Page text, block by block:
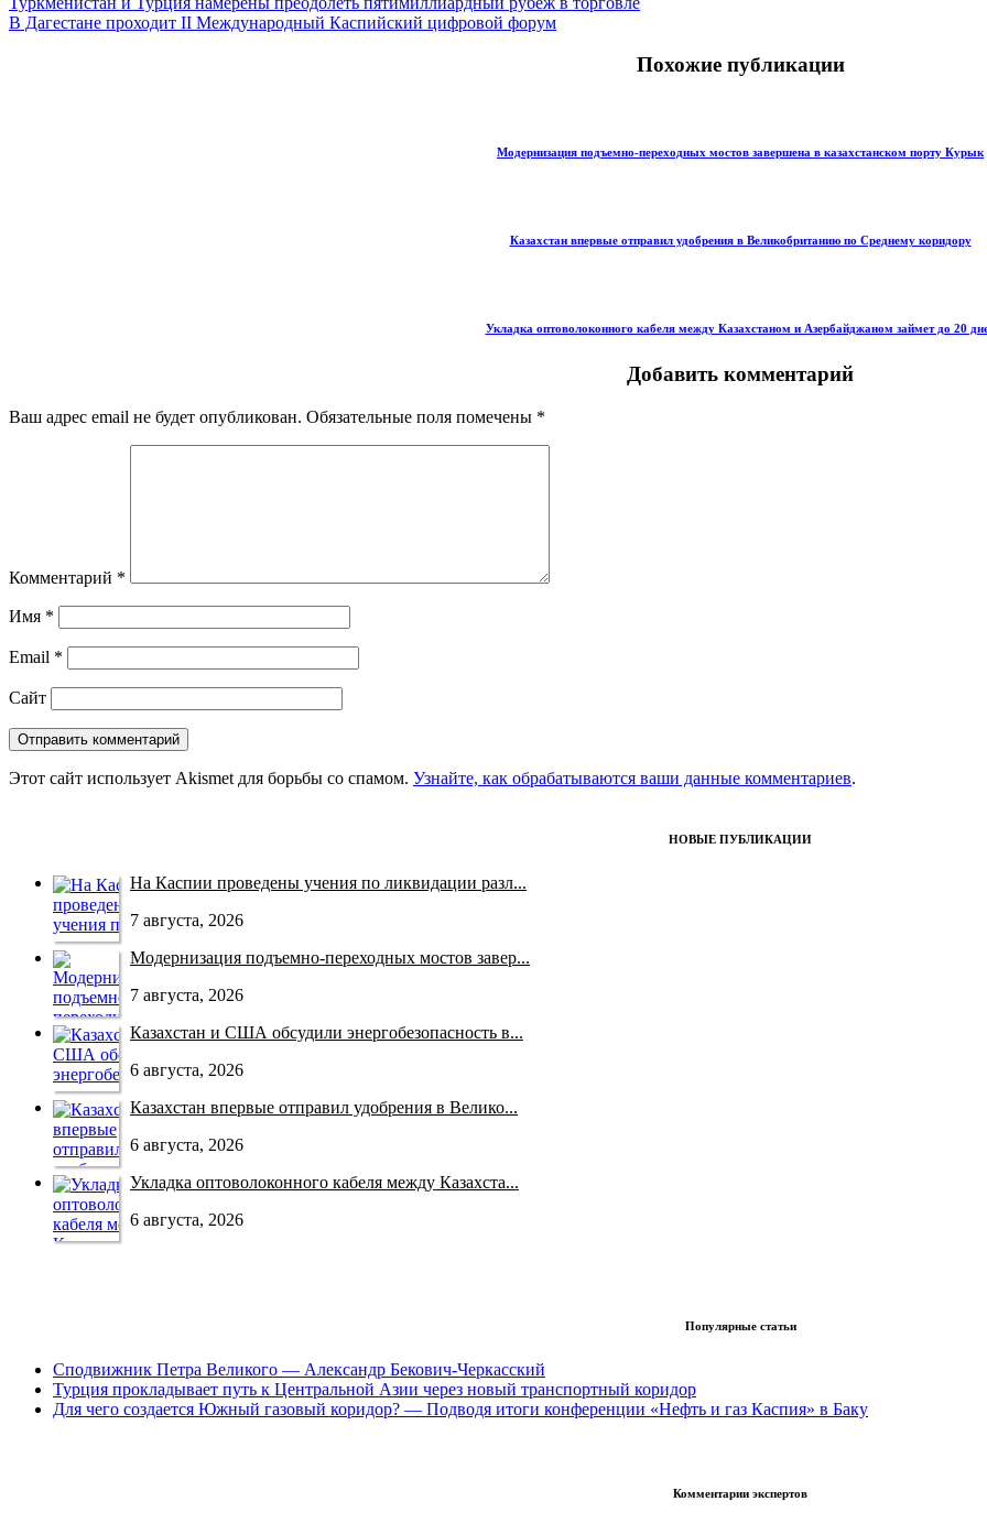
В Дагестане проходит II Международный Каспийский цифровой форум
Похожие публикации
Модернизация подъемно-переходных мостов завершена в казахстанском порту Курык
Казахстан впервые отправил удобрения в Великобританию по Среднему коридору
Укладка оптоволоконного кабеля между Казахстаном и Азербайджаном займет до 20
Добавить комментарий
Ваш адрес email не будет опубликован. Обязательные поля помечены *
Комментарий *
Имя *
Email *
Сайт
Этот сайт использует Akismet для борьбы со спамом. Узнайте, как обрабатываются ваши данные комментариев.
НОВЫЕ ПУБЛИКАЦИИ
На Каспии проведены учения по ликвидации разл...
7 августа, 2026
Модернизация подъемно-переходных мостов завер...
7 августа, 2026
Казахстан и США обсудили энергобезопасность в...
6 августа, 2026
Казахстан впервые отправил удобрения в Велико...
6 августа, 2026
Укладка оптоволоконного кабеля между Казахста...
6 августа, 2026
Популярные статьи
Сподвижник Петра Великого — Александр Бекович-Черкасский
Турция прокладывает путь к Центральной Азии через новый транспортный коридор
Для чего создается Южный газовый коридор? — Подводя итоги конференции «Нефть и газ Каспия» в Баку
Комментарии экспертов